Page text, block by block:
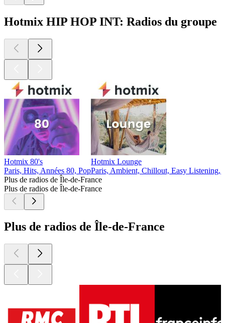
Hotmix HIP HOP INT: Radios du groupe
Hotmix 80's
Paris, Hits, Années 80, Pop
Hotmix Lounge
Paris, Ambient, Chillout, Easy Listening,
Plus de radios de Île-de-France
Plus de radios de Île-de-France
Plus de radios de Île-de-France